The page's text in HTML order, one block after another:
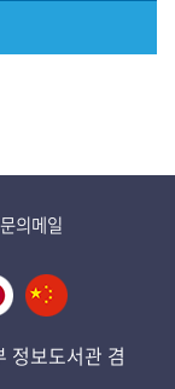
문의메일
정보도서관 겸